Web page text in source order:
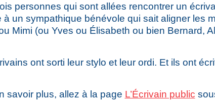
personnes qui sont allées rencontrer un
à un sympathique bénévole qui sait aligner les
Mimi (ou Yves ou Élisabeth ou bien Bernard,
ont sorti leur stylo et leur ordi. Et ils ont
savoir plus, allez à la page L’Écrivain public